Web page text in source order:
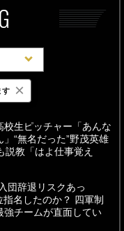
週間
校生ピッチャー「あんな
“無名だった”野茂英雄
教「はよ仕事覚え
団辞退リスクあっ
名したのか？ 四軍制
チームが直面してい
す ×